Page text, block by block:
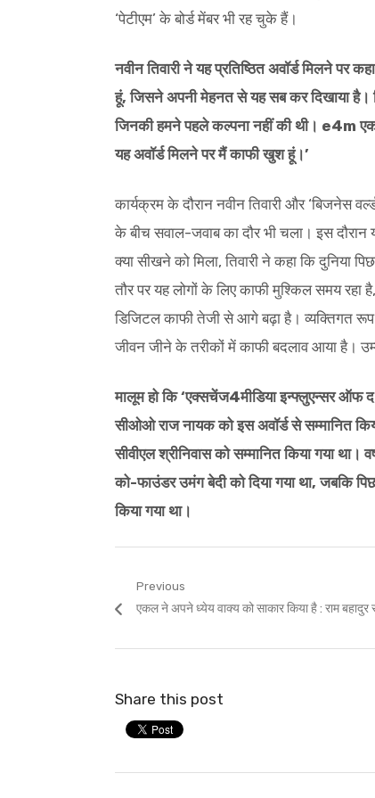
‘पेटीएम’ के बोर्ड मेंबर भी रह चुके हैं।
नवीन तिवारी ने यह प्रतिष्ठित अवॉर्ड मिलने
हूं, जिसने अपनी मेहनत से यह सब कर दिखाया है।
जिनकी हमने पहले कल्पना नहीं की थी। e4m एक
यह अवॉर्ड मिलने पर मैं काफी खुश हूं।’
कार्यक्रम के दौरान नवीन तिवारी और ‘बिजनेस
के बीच सवाल-जवाब का दौर भी चला। इस
क्या सीखने को मिला, तिवारी ने कहा कि दुनिया
तौर पर यह लोगों के लिए काफी मुश्किल समय
डिजिटल काफी तेजी से आगे बढ़ा है। व्यक्तिगत रूप
जीवन जीने के तरीकों में काफी बदलाव आया है।
मालूम हो कि ‘एक्सचेंज4मीडिया इन्फ्लुएन्सर
सीओओ राज नायक को इस अवॉर्ड से सम्मानित
सीवीएल श्रीनिवास को सम्मानित किया गया
को-फाउंडर उमंग बेदी को दिया गया था, जबकि
किया गया था।
Post
navigation
Previous
Previous
एकल ने अपने ध्येय वाक्य को साकार किया है : राम बहादुर
Share this post